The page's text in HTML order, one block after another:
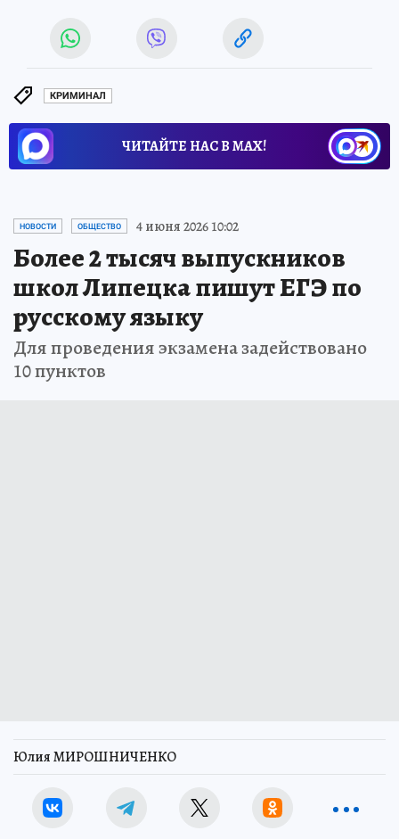
КРИМИНАЛ
ЧИТАЙТЕ НАС В МАХ!
НОВОСТИ ОБЩЕСТВО 4 июня 2026 10:02
Более 2 тысяч выпускников
школ Липецка пишут ЕГЭ по
русскому языку
Для проведения экзамена задействовано
10 пунктов
Юлия МИРОШНИЧЕНКО